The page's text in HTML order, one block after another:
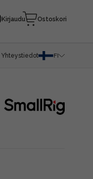
Kirjaudu Ostoskori
Yhteystiedot FI